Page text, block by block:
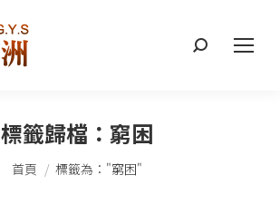
搜
標籤歸檔： 窮困
您在這裡：
首頁 標籤為："窮困"